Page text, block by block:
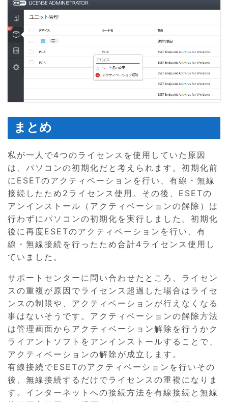
まとめ
私が一人で4つのライセンスを使用していた原因
は、パソコンの初期化だと考えられます。初期化前
にESETのアクティベーションを行い、有線・無線
接続したため2ライセンス使用。その後、ESETの
アンインストール（アクティベーションの解除）は
行わずにパソコンの初期化を実行しました。初期化
後に再度ESETのアクティベーションを行い、有
線・無線接続を行ったため合計4ライセンス使用し
ていました。
サポートセンターに問い合わせたところ、ライセン
スの重複が原因でライセンス超過した場合はライセ
ンスの制限や、アクティベーションが行えなくなる
事はないそうです。アクティベーションの解除方法
は管理画面からアクティベーション解除を行うかク
ライアントソフトをアンインストールすることで、
アクティベーションの解除が成立します。
有線接続でESETのアクティベーションを行いその
後、無線接続するだけでライセンスの重複になりま
す。インターネットへの接続方法を有線接続と無線